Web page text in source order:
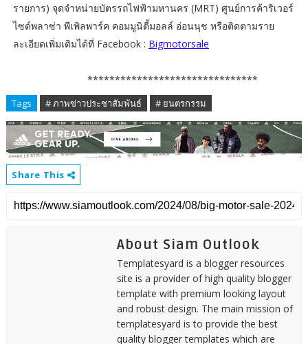
รายการ) จุดจำหน่ายบัตรรถไฟฟ้ามหานคร (MRT) ศูนย์การค้าริเวอร์
ไซด์พลาซ่า พีเพิลพาร์ค คอมมูนิตี้มอลล์ อ่อนนุช หรือติดตามราย
ละเอียดเพิ่มเติมได้ที่ Facebook : Bigmotorsale
*******************************
Tags # ภาพข่าวประชาสัมพันธ์ # ยนตรกรรม
Share This
About Siam Outlook
Templatesyard is a blogger resources
site is a provider of high quality blogger
template with premium looking layout
and robust design. The main mission of
templatesyard is to provide the best
quality blogger templates which are